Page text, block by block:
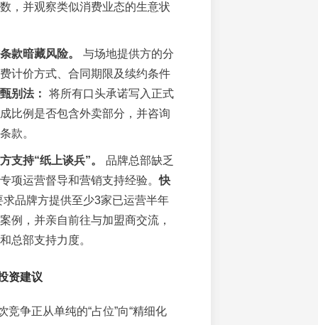
，并观察类似消费业态的生意状
款暗藏风险。
与场地提供方的分
计价方式、合同期限及续约条件
别法：
将所有口头承诺写入正式
比例是否包含外卖部分，并咨询
款。
支持“纸上谈兵”。
品牌总部缺乏
项运营督导和营销支持经验。快
品牌方提供至少3家已运营半年
例，并亲自前往与加盟商交流，
总部支持力度。
资建议
竞争正从单纯的“占位”向“精细化